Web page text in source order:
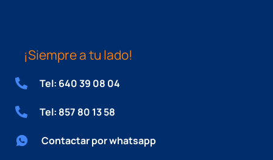
¡Siempre a tu lado!
Tel: 640 39 08 04
Tel: 857 80 13 58
Contactar por whatsapp